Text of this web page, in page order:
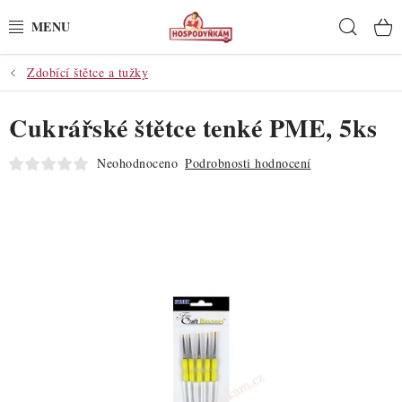
na
POTŘEBY
POMŮCKY
SUROVINY
Zdobící štětce a tužky
Cukrářské štětce tenké PME, 5ks
Neohodnoceno Podrobnosti hodnocení